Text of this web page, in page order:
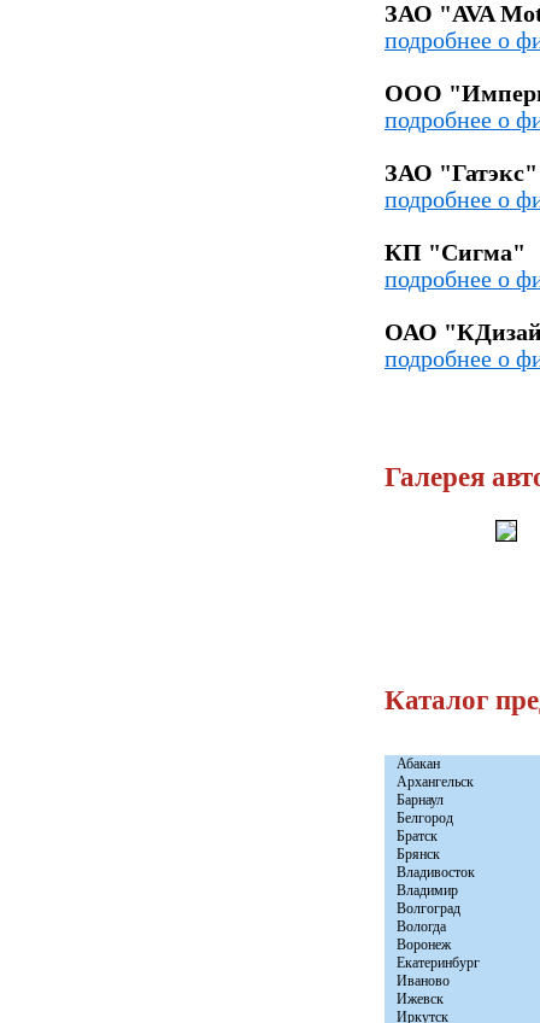
ЗАО "AVA
подробнее о
ООО
подробнее о
ЗАО "Гатэкс"
подробнее о
КП "Сигма"
подробнее о
ОАО
подробнее о
Галерея
Каталог
Абакан
Архангельск
Барнаул
Белгород
Братск
Брянск
Владивосток
Владимир
Волгоград
Вологда
Воронеж
Екатеринбург
Иваново
Ижевск
Иркутск